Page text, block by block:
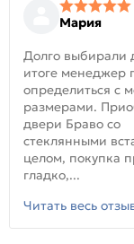
Мария
Долго выбирали
итоге менеджер
определиться с
размерами.
двери Браво со
стеклянными
целом, покупка
гладко,...
Читать весь